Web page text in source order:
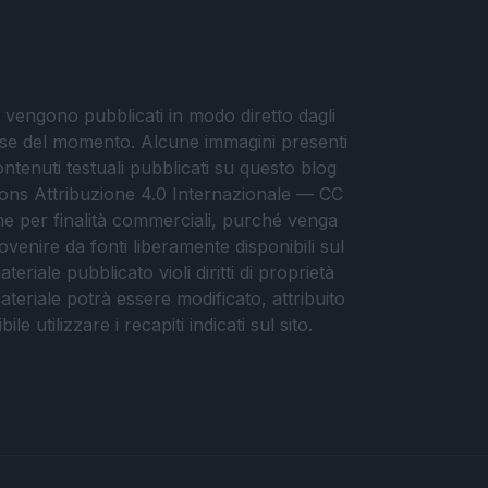
pubblicati in modo diretto dagli
del momento. Alcune immagini presenti
testuali pubblicati su questo blog
Attribuzione 4.0 Internazionale — CC
per finalità commerciali, purché venga
da fonti liberamente disponibili sul
pubblicato violi diritti di proprietà
potrà essere modificato, attribuito
utilizzare i recapiti indicati sul sito.